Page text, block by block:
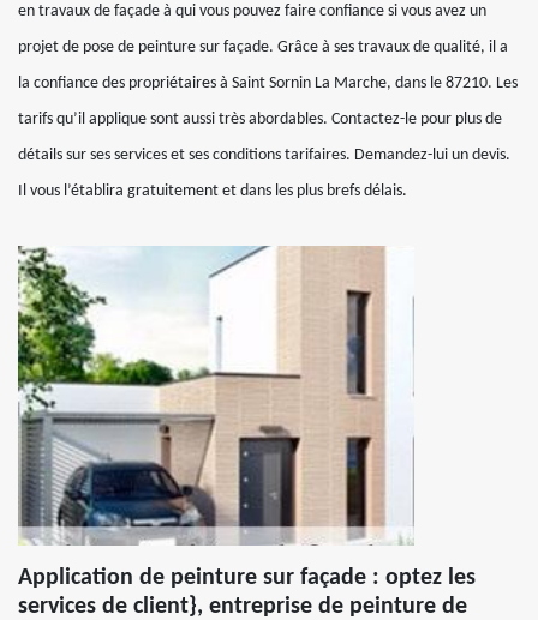
en travaux de façade à qui vous pouvez faire confiance si vous avez un
projet de pose de peinture sur façade. Grâce à ses travaux de qualité, il a
la confiance des propriétaires à Saint Sornin La Marche, dans le 87210. Les
tarifs qu’il applique sont aussi très abordables. Contactez-le pour plus de
détails sur ses services et ses conditions tarifaires. Demandez-lui un devis.
Il vous l’établira gratuitement et dans les plus brefs délais.
Application de peinture sur façade : optez les
services de client}, entreprise de peinture de